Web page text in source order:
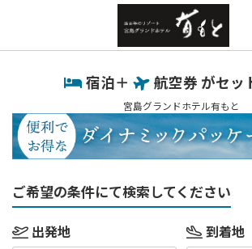
宿泊＋ 航空券 がセッ
宮島グランドホテル有もと
ご希望の条件にて検索してください
出発地 到着地